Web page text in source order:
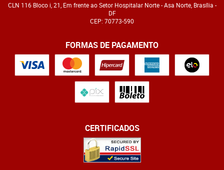
CLN 116 Bloco i, 21, Em frente ao Setor Hospitalar Norte-Asa Norte, Brasília -
DF
CEP: 70773-590
FORMAS DE PAGAMENTO
CERTIFICADOS